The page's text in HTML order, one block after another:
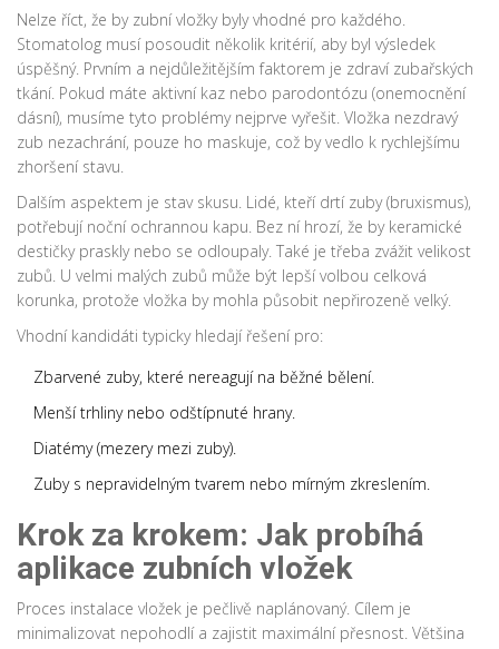
Nelze říct, že by zubní vložky byly vhodné pro každého.
Stomatolog musí posoudit několik kritérií, aby byl výsledek
úspěšný. Prvním a nejdůležitějším faktorem je zdraví zubařských
tkání. Pokud máte aktivní kaz nebo parodontózu (onemocnění
dásní), musíme tyto problémy nejprve vyřešit. Vložka nezdravý
zub nezachrání, pouze ho maskuje, což by vedlo k rychlejšímu
zhoršení stavu.
Dalším aspektem je stav skusu. Lidé, kteří drtí zuby (bruxismus),
potřebují noční ochrannou kapu. Bez ní hrozí, že by keramické
destičky praskly nebo se odloupaly. Také je třeba zvážit velikost
zubů. U velmi malých zubů může být lepší volbou celková
korunka, protože vložka by mohla působit nepřirozeně velký.
Vhodní kandidáti typicky hledají řešení pro:
Zbarvené zuby, které nereagují na běžné bělení.
Menší trhliny nebo odštípnuté hrany.
Diatémy (mezery mezi zuby).
Zuby s nepravidelným tvarem nebo mírným zkreslením.
Krok za krokem: Jak probíhá
aplikace zubních vložek
Proces instalace vložek je pečlivě naplánovaný. Cílem je
minimalizovat nepohodlí a zajistit maximální přesnost. Většina